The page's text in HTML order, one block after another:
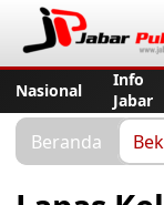
Nasional
Info
Jabar
Beranda